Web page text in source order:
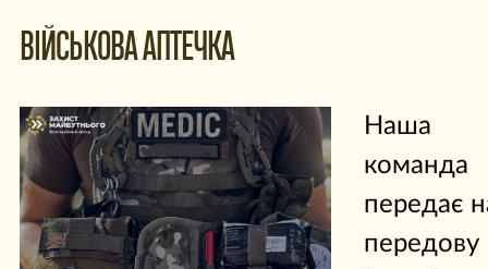
ВІЙСЬКОВА АПТЕЧКА
Наша
команда
передає
передову